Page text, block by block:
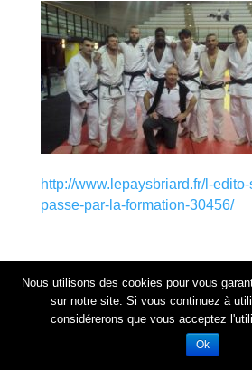
http://www.lepaysbriard.fr/l-
passe-par-la-formation-30456/
© Judo Coulommiers | Créé avec
Nous utilisons des cookies pour vous
sur notre site. Si vous continuez à
considérerons que vous acceptez
Ok